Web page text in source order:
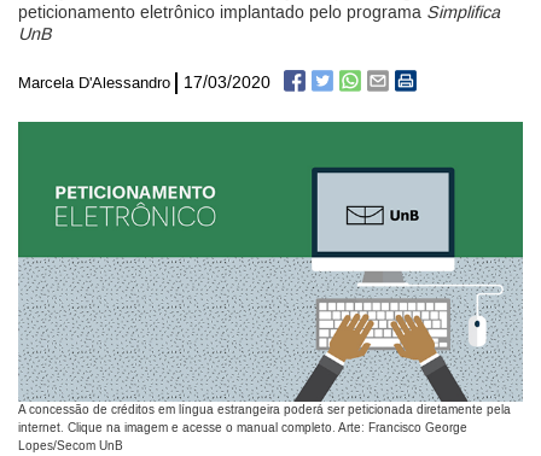
peticionamento eletrônico implantado pelo programa Simplifica
UnB
Marcela D'Alessandro 17/03/2020
A concessão de créditos em língua estrangeira poderá ser peticionada diretamente pela
internet. Clique na imagem e acesse o manual completo. Arte: Francisco George
Lopes/Secom UnB